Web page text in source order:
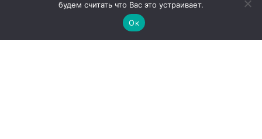
будем считать что Вас это устраивает.
Ок